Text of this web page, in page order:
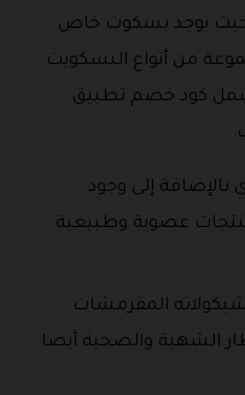
حيث يوجد بسكوت خاص
من أنواع البسكويت
كود خصم تطبيق
إلى وجود
عضوية وطبيعية
المقرمشات
الشهية والصحية أيضا